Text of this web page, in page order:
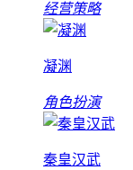
经营策略
凝渊
角色扮演
秦皇汉武